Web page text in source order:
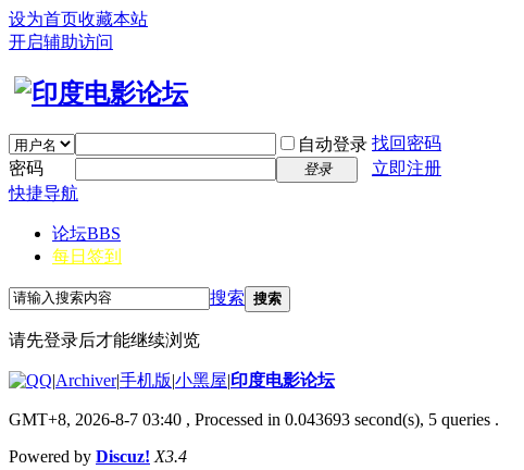
设为首页收藏本站
开启辅助访问
自动登录 找回密码
密码
登录
立即注册
快捷导航
论坛BBS
每日签到
搜索 搜索
请先登录后才能继续浏览
|Archiver|手机版|小黑屋|印度电影论坛
GMT+8, 2026-8-7 03:40 , Processed in 0.043693 second(s), 5 queries .
Powered by Discuz! X3.4